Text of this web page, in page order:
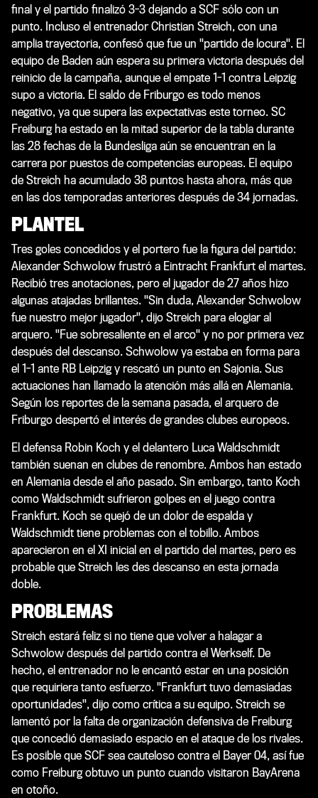
final y el partido finalizó 3-3 dejando a SCF sólo con un
punto. Incluso el entrenador Christian Streich, con una
amplia trayectoria, confesó que fue un "partido de locura". El
equipo de Baden aún espera su primera victoria después del
reinicio de la campaña, aunque el empate 1-1 contra Leipzig
supo a victoria. El saldo de Friburgo es todo menos
negativo, ya que supera las expectativas este torneo. SC
Freiburg ha estado en la mitad superior de la tabla durante
las 28 fechas de la Bundesliga aún se encuentran en la
carrera por puestos de competencias europeas. El equipo
de Streich ha acumulado 38 puntos hasta ahora, más que
en las dos temporadas anteriores después de 34 jornadas.
PLANTEL
Tres goles concedidos y el portero fue la figura del partido:
Alexander Schwolow frustró a Eintracht Frankfurt el martes.
Recibió tres anotaciones, pero el jugador de 27 años hizo
algunas atajadas brillantes. "Sin duda, Alexander Schwolow
fue nuestro mejor jugador", dijo Streich para elogiar al
arquero. "Fue sobresaliente en el arco" y no por primera vez
después del descanso. Schwolow ya estaba en forma para
el 1-1 ante RB Leipzig y rescató un punto en Sajonia. Sus
actuaciones han llamado la atención más allá en Alemania.
Según los reportes de la semana pasada, el arquero de
Friburgo despertó el interés de grandes clubes europeos.
El defensa Robin Koch y el delantero Luca Waldschmidt
también suenan en clubes de renombre. Ambos han estado
en Alemania desde el año pasado. Sin embargo, tanto Koch
como Waldschmidt sufrieron golpes en el juego contra
Frankfurt. Koch se quejó de un dolor de espalda y
Waldschmidt tiene problemas con el tobillo. Ambos
aparecieron en el XI inicial en el partido del martes, pero es
probable que Streich les des descanso en esta jornada
doble.
PROBLEMAS
Streich estará feliz si no tiene que volver a halagar a
Schwolow después del partido contra el Werkself. De
hecho, el entrenador no le encantó estar en una posición
que requiriera tanto esfuerzo. "Frankfurt tuvo demasiadas
oportunidades", dijo como crítica a su equipo. Streich se
lamentó por la falta de organización defensiva de Freiburg
que concedió demasiado espacio en el ataque de los rivales.
Es posible que SCF sea cauteloso contra el Bayer 04, así fue
como Freiburg obtuvo un punto cuando visitaron BayArena
en otoño.